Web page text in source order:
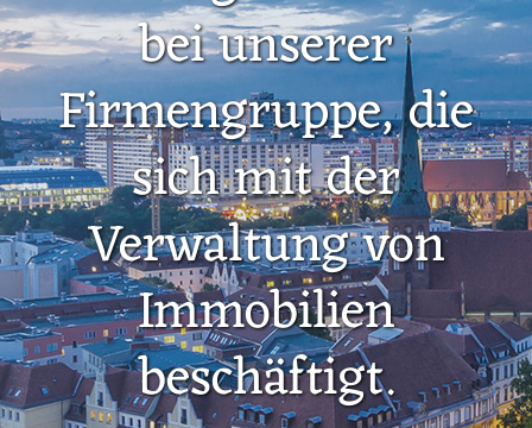
bei unserer
Firmengruppe, die
sich mit der
Verwaltung von
Immobilien
beschäftigt.